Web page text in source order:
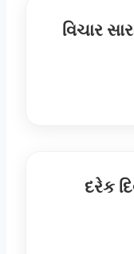
વિચાર
દરેક